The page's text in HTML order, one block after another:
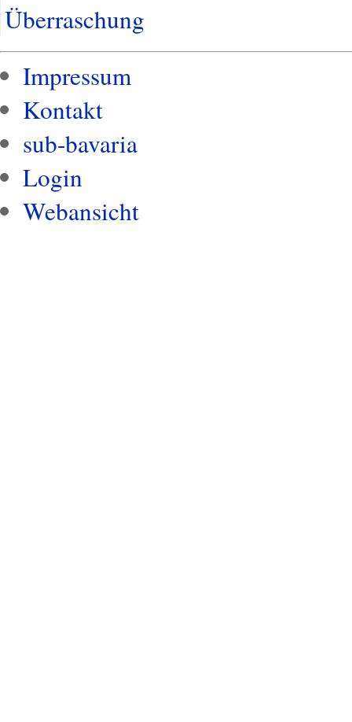
Überraschung
Impressum
Kontakt
sub-bavaria
Login
Webansicht